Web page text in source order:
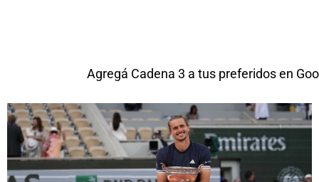
Agregá Cadena 3 a tus preferidos en